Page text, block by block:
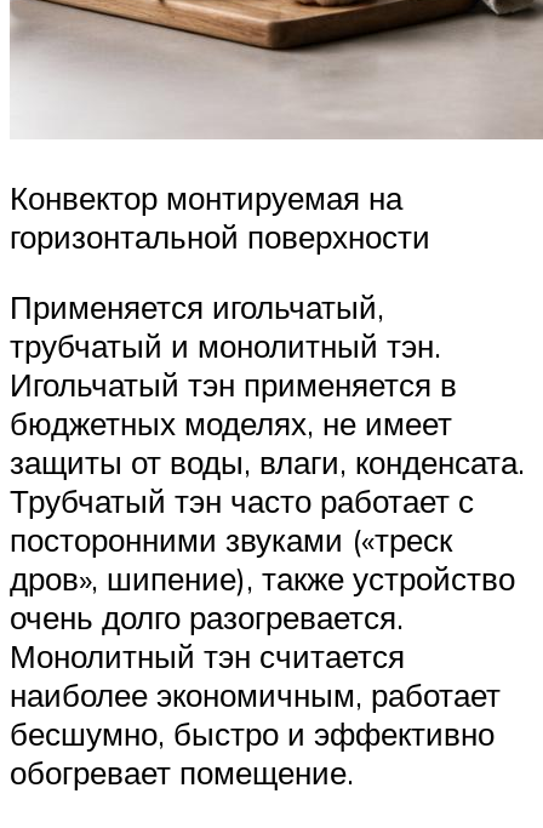
Конвектор монтируемая на
горизонтальной поверхности
Применяется игольчатый,
трубчатый и монолитный тэн.
Игольчатый тэн применяется в
бюджетных моделях, не имеет
защиты от воды, влаги, конденсата.
Трубчатый тэн часто работает с
посторонними звуками («треск
дров», шипение), также устройство
очень долго разогревается.
Монолитный тэн считается
наиболее экономичным, работает
бесшумно, быстро и эффективно
обогревает помещение.